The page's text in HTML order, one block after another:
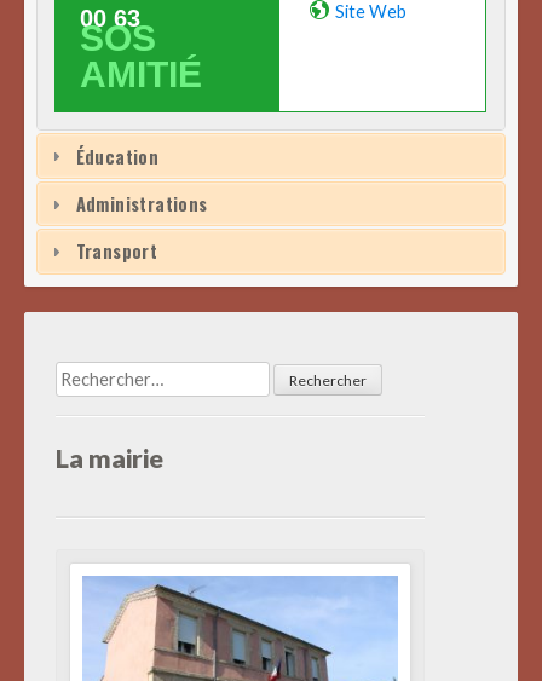
00 63
SOS
AMITIÉ
Site Web
Éducation
Administrations
Transport
Rechercher :
La mairie